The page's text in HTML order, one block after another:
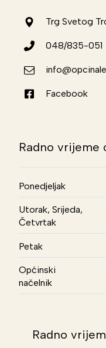
Trg Svetog
048/835-051
Facebook
Radno vrijeme
Ponedjeljak
Utorak, Srijeda,
Četvrtak
Petak
Općinski
načelnik
Radno